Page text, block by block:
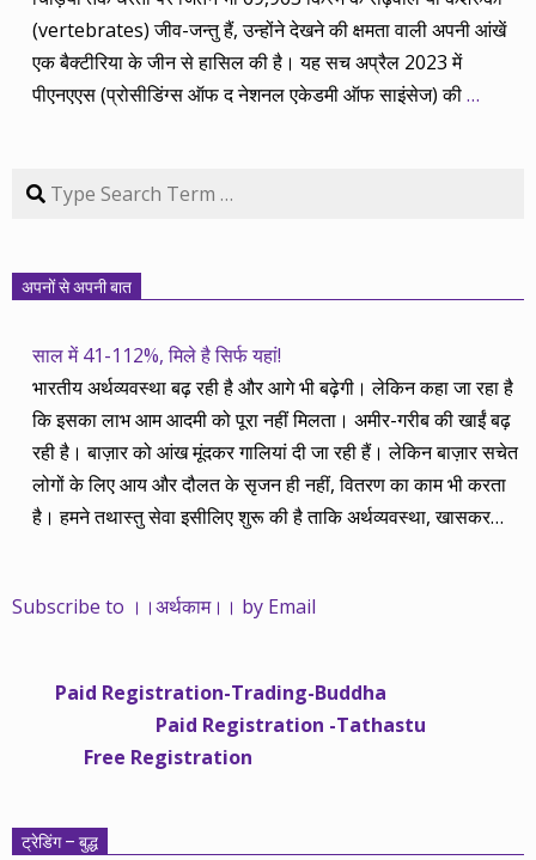
(vertebrates) जीव-जन्तु हैं, उन्होंने देखने की क्षमता वाली अपनी आंखें
एक बैक्टीरिया के जीन से हासिल की है। यह सच अप्रैल 2023 में
पीएनएएस (प्रोसीडिंग्स ऑफ द नेशनल एकेडमी ऑफ साइंसेज) की…
Search
अपनों से अपनी बात
साल में 41-112%, मिले है सिर्फ यहां!
भारतीय अर्थव्यवस्था बढ़ रही है और आगे भी बढ़ेगी। लेकिन कहा जा रहा है
कि इसका लाभ आम आदमी को पूरा नहीं मिलता। अमीर-गरीब की खाईं बढ़
रही है। बाज़ार को आंख मूंदकर गालियां दी जा रही हैं। लेकिन बाज़ार सचेत
लोगों के लिए आय और दौलत के सृजन ही नहीं, वितरण का काम भी करता
है। हमने तथास्तु सेवा इसीलिए शुरू की है ताकि अर्थव्यवस्था, खासकर
महंगाई की दर 10 प्रतिशत से ऊपर रहती है। वे भागकर जाते हैं सोने और
साढ़े चार सालों से अर्थकाम से जुड़े हैं, वे हमारी ईमानदारी और सत्यनिष्ठा से
भलीभांति वाकिफ हैं। शुरू में हम भी कच्चे थे तो बाज़ार के उस्तादों के जाल
में फंस गए। गलतियां कीं। लेकिन जैसे ही समझ में आया, खटाक से उनसे
मजबूत आधार और गहन रिसर्च के साथ। उसी का नतीजा है कि हमारी
Subscribe to ।।अर्थकाम।। by Email
Paid Registration-Trading-Buddha
Paid Registration -Tathastu
Free Registration
ट्रेडिंग – बुद्ध